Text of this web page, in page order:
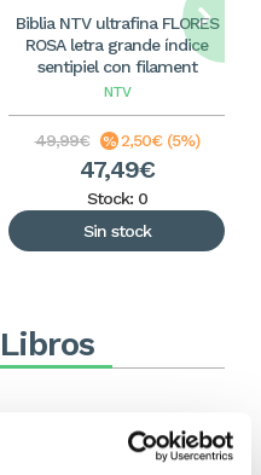
Biblia NTV ultrafina FLORES
ROSA letra grande índice
sentipiel con filament
NTV
49,99€ 2,50€ (5%)
47,49€
Stock: 0
Sin stock
Libros